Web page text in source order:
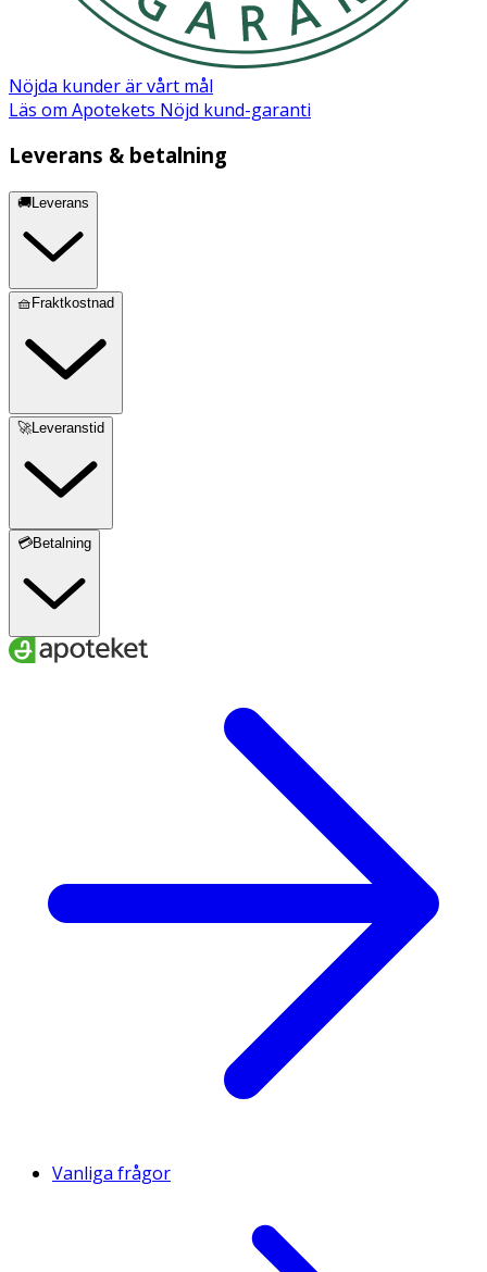
Nöjda kunder är vårt mål
Läs om Apotekets Nöjd kund-garanti
Leverans & betalning
🚚Leverans
🧺Fraktkostnad
🚀Leveranstid
💳Betalning
Vanliga frågor